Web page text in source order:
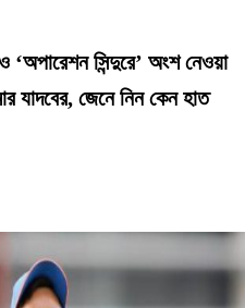
‘‌অপারেশন সিন্দুরে’‌ অংশ নেওয়া
যাদবের, জেনে নিন কেন হাত